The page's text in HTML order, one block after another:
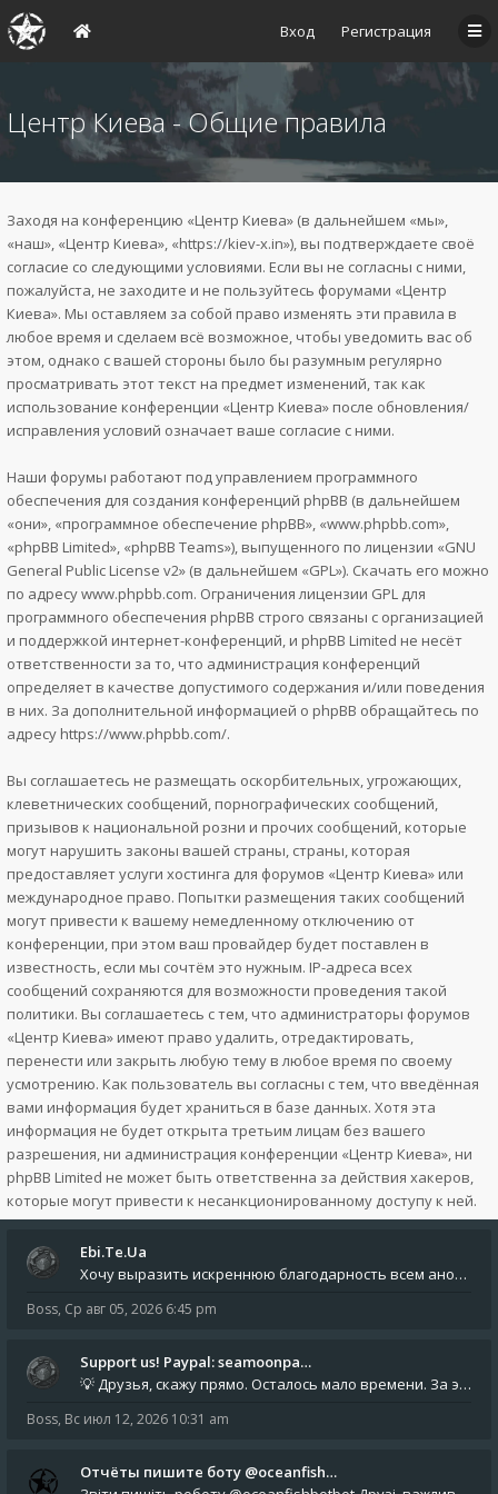
Вход Регистрация
Центр Киева - Общие правила
Заходя на конференцию «Центр Киева» (в дальнейшем «мы»,
«наш», «Центр Киева», «https://kiev-x.in»), вы подтверждаете своё
согласие со следующими условиями. Если вы не согласны с ними,
пожалуйста, не заходите и не пользуйтесь форумами «Центр
Киева». Мы оставляем за собой право изменять эти правила в
любое время и сделаем всё возможное, чтобы уведомить вас об
этом, однако с вашей стороны было бы разумным регулярно
просматривать этот текст на предмет изменений, так как
использование конференции «Центр Киева» после обновления/
исправления условий означает ваше согласие с ними.
Наши форумы работают под управлением программного
обеспечения для создания конференций phpBB (в дальнейшем
«они», «программное обеспечение phpBB», «www.phpbb.com»,
«phpBB Limited», «phpBB Teams»), выпущенного по лицензии «GNU
General Public License v2» (в дальнейшем «GPL»). Скачать его можно
по адресуwww.phpbb.com. Ограничения лицензии GPL для
программного обеспечения phpBB строго связаны с организацией
и поддержкой интернет-конференций, и phpBB Limited не несёт
ответственности за то, что администрация конференций
определяет в качестве допустимого содержания и/или поведения
в них. За дополнительной информацией о phpBB обращайтесь по
адресу https://www.phpbb.com/.
Вы соглашаетесь не размещать оскорбительных, угрожающих,
клеветнических сообщений, порнографических сообщений,
призывов к национальной розни и прочих сообщений, которые
могут нарушить законы вашей страны, страны, которая
предоставляет услуги хостинга для форумов «Центр Киева» или
международное право. Попытки размещения таких сообщений
могут привести к вашему немедленному отключению от
конференции, при этом ваш провайдер будет поставлен в
известность, если мы сочтём это нужным. IP-адреса всех
сообщений сохраняются для возможности проведения такой
политики. Вы соглашаетесь с тем, что администраторы форумов
«Центр Киева» имеют право удалить, отредактировать,
перенести или закрыть любую тему в любое время по своему
усмотрению. Как пользователь вы согласны с тем, что введённая
вами информация будет храниться в базе данных. Хотя эта
информация не будет открыта третьим лицам без вашего
разрешения, ни администрация конференции «Центр Киева», ни
phpBB Limited не может быть ответственна за действия хакеров,
которые могут привести к несанкционированному доступу к ней.
Ebi.Te.Ua
Хочу выразить искреннюю благодарность всем анонимным пользователям, которые поддержали наше сообщество финансово. Благод
Boss, Ср авг 05, 2026 6:45 pm
Support us! Paypal: seamoonpa…
💡 Друзья, скажу прямо. Осталось мало времени. За это время нам нужно закрыть последние обязательные расходы: около 500
Boss, Вс июл 12, 2026 10:31 am
Отчёты пишите боту @oceanfish…